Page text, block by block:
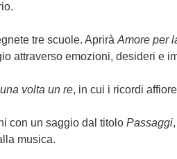
tre scuole. Aprirà Amore per
attraverso emozioni, desideri e
volta un re, in cui i ricordi
con un saggio dal titolo Passaggi
musica.